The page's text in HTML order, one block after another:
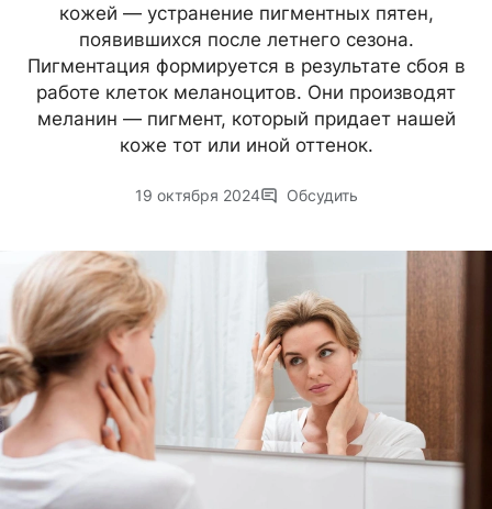
кожей — устранение пигментных пятен,
появившихся после летнего сезона.
Пигментация формируется в результате сбоя в
работе клеток меланоцитов. Они производят
меланин — пигмент, который придает нашей
коже тот или иной оттенок.
19 октября 2024 Обсудить